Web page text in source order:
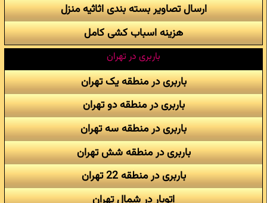
ارسال تصاویر بسته بندی اثاثیه منزل
هزینه اسباب کشی کامل
باربری در تهران
باربری در منطقه یک تهران
باربری در منطقه دو تهران
باربری در منطقه سه تهران
باربری در منطقه شش تهران
باربری در منطقه 22 تهران
اتوبار در شمال تهران